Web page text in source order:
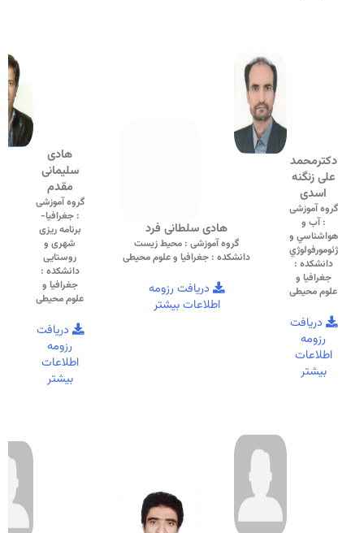
دکترمحمد
علی زنگنه
اسدی
گروه آموزشی
: آب و
هواشناسي و
ژئومورفولوژي
دانشکده :
جغرافیا و
علوم محیطی
دریافت
رزومه
اطلاعات
بیشتر
هادی سلطانی فرد
گروه آموزشی : محیط زیست
دانشکده : جغرافیا و علوم محیطی
دریافت رزومه
اطلاعات بیشتر
هادی
سلیمانی
مقدم
گروه آموزشی
: جغرافیا-
برنامه ریزی
شهری و
روستایی
دانشکده :
جغرافیا و
علوم محیطی
دریافت
رزومه
اطلاعات
بیشتر